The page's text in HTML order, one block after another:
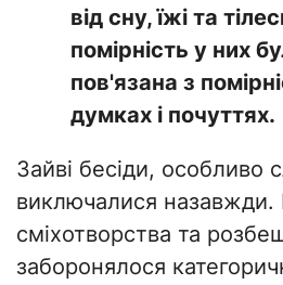
від сну, їжі та
помірність у них
пов'язана з
думках і почуттях.
Зайві бесіди, особливо
виключалися
сміхотворства та
заборонялося